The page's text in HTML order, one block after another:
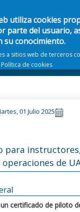
utiliza cookies
parte del usuario,
su conocimiento.
a sitios web de terceros
Política de cookies
general
01 Julio 2025
para
de
certificado de piloto